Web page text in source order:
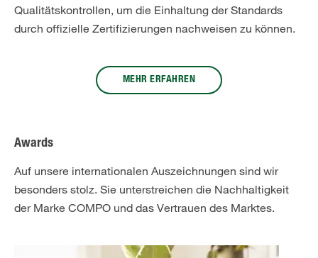
Qualitätskontrollen, um die Einhaltung der Standards
durch offizielle Zertifizierungen nachweisen zu können.
MEHR ERFAHREN
Awards
Auf unsere internationalen Auszeichnungen sind wir
besonders stolz. Sie unterstreichen die Nachhaltigkeit
der Marke COMPO und das Vertrauen des Marktes.